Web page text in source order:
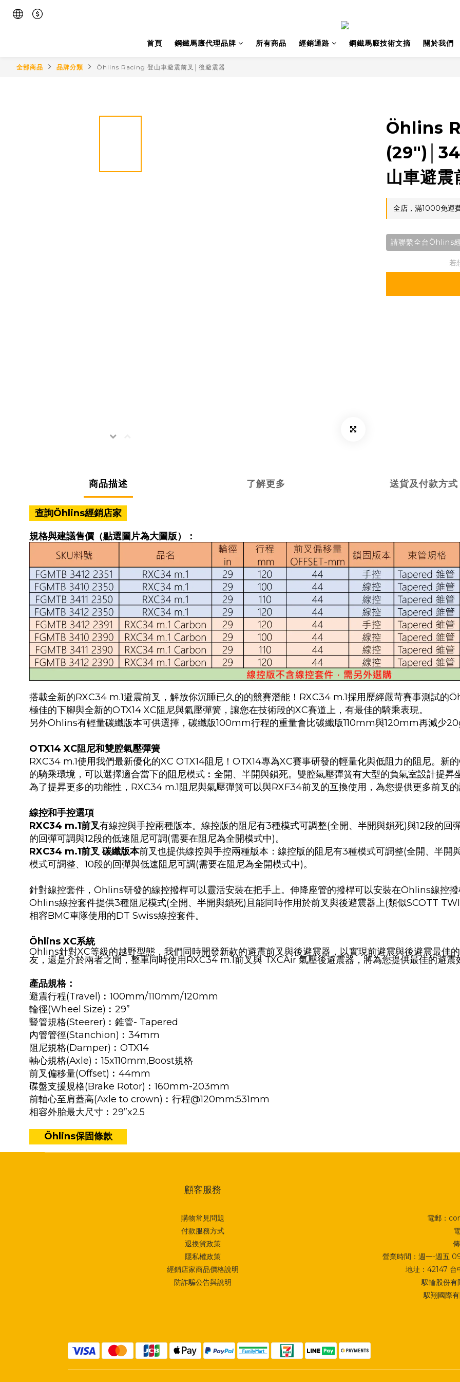
首頁 鋼鐵馬廄代理品牌 所有商品 經銷通路 鋼鐵馬廄技術文摘 關於我們
全部商品 品牌分類 Öhlins Racing 登山車避震前叉│後避震器
Öhlins
山車避震
全店，滿1000免運
請聯繫全台Öhlins
若
商品描述 了解更多 送貨及付款方式
規格與建議售價（點選圖片為大圖版）：
搭載全新的RXC34 m.1避震前叉，解放你沉睡已久的的競賽潛能 ！ RXC34 m.1採用歷經嚴苛賽事測試的
極佳的下腳與全新的OTX14 XC阻尼與氣壓彈簧，讓您在技術段的XC賽道上，有最佳的騎乘表現。
另外Öhlins有輕量碳纖版本可供選擇，碳纖版100mm行程的重量會比碳纖版110mm與120mm再減少
OTX14 XC阻尼和雙腔氣壓彈簧
RXC34 m.1使用我們最新優化的XC OTX14阻尼 ！ OTX14專為XC賽事研發的輕量化與低阻力的阻尼。 新
的騎乘環境，可以選擇適合當下的阻尼模式︰全開、半開與鎖死。 雙腔氣壓彈簧有大型的負氣室設計提昇
為了提昇更多的功能性，RXC34 m.1阻尼與氣壓彈簧可以與RXF34前叉的互換使用 ，為您提供更多前叉
線控和手控選項
RXC34 m.1前叉有線控與手控兩種版本。線控版的阻尼有3種模式可調整(全開、半開與鎖死)與12段的回
的回彈可調與12段的低速阻尼可調(需要在阻尼為全開模式中)。
RXC34 m.1前叉碳纖版本前叉也提供線控與手控兩種版本： 線控版的阻尼有3種模式可調整(全開、半開
模式可調整、10段的回彈與低速阻尼可調(需要在阻尼為全開模式中)。
針對線控套件， Öhlins研發的線控撥桿可以靈活安裝在把手上。伸降座管的撥桿可以安裝在Öhlins線控撥
Öhlins線控套件提供3種阻尼模式(全開、半開與鎖死)且能同時作用於前叉與後避震器上(類似SCOTT
相容BMC車隊使用的DT Swiss線控套件。
Öhlins XC系統
Öhlins針對XC等級的越野型態，我們同時開發新款的避震前叉與後避震器， 以實現前避震與後避震最佳
友，還是介於兩者之間，整車同時使用RXC34 m.1前叉與 TXCAir 氣壓後避震器，將為您提供最佳的避震
產品規格：
避震行程(Travel)︰100mm/110mm/120mm
輪徑(Wheel Size)︰29”
豎管規格(Steerer)︰錐管- Tapered
內管管徑(Stanchion)︰34mm
阻尼規格(Damper)︰OTX14
軸心規格(Axle)︰15x110mm,Boost規格
前叉偏移量(Offset)︰44mm
碟盤支援規格(Brake Rotor)︰160mm-203mm
前軸心至肩蓋高(Axle to crown)︰行程@120mm:531mm
相容外胎最大尺寸︰29”x2.5
顧客服務
購物常見問題
付款服務方式
退換貨政策
隱私權政策
經銷店家商品價格說明
防詐騙公告與說明
電郵：
營業時間：週一-週五
地址： 42147 台
馭輪股份
馭翔國際